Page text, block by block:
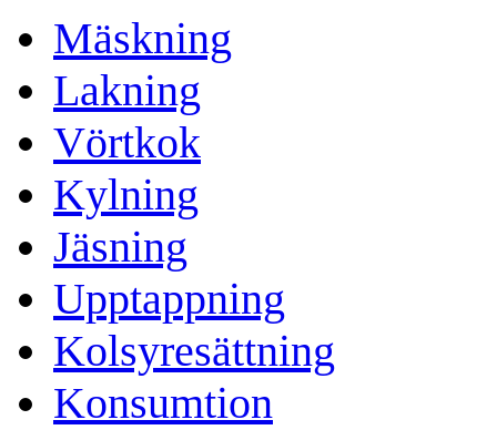
Mäskning
Lakning
Vörtkok
Kylning
Jäsning
Upptappning
Kolsyresättning
Konsumtion